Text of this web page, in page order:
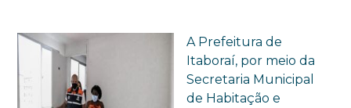
A Prefeitura de
Itaboraí, por meio da
Secretaria Municipal
de Habitação e